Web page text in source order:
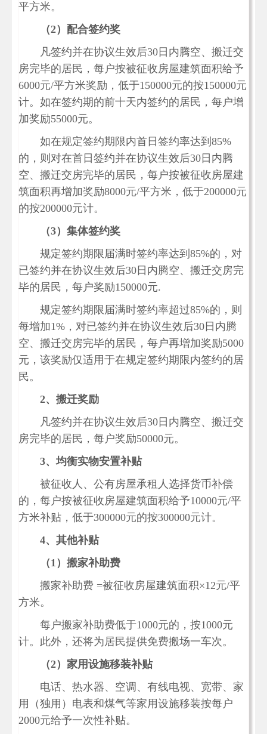
平方米。
（2）配合签约奖
凡签约并在协议生效后30日内腾空、搬迁交
房完毕的居民，每户按被征收房屋建筑面积给予
6000元/平方米奖励，低于150000元的按150000元
计。如在签约期的前十天内签约的居民，每户增
加奖励55000元。
如在规定签约期限内首日签约率达到85%
的，则对在首日签约并在协议生效后30日内腾
空、搬迁交房完毕的居民，每户按被征收房屋建
筑面积再增加奖励8000元/平方米，低于200000元
的按200000元计。
（3）集体签约奖
规定签约期限届满时签约率达到85%的，对
已签约并在协议生效后30日内腾空、搬迁交房完
毕的居民，每户奖励150000元.
规定签约期限届满时签约率超过85%的，则
每增加1%，对已签约并在协议生效后30日内腾
空、搬迁交房完毕的居民，每户再增加奖励5000
元，该奖励仅适用于在规定签约期限内签约的居
民。
2、搬迁奖励
凡签约并在协议生效后30日内腾空、搬迁交
房完毕的居民，每户奖励50000元。
3、均衡实物安置补贴
被征收人、公有房屋承租人选择货币补偿
的，每户按被征收房屋建筑面积给予10000元/平
方米补贴，低于300000元的按300000元计。
4、其他补贴
（1）搬家补助费
搬家补助费 =被征收房屋建筑面积×12元/平
方米。
每户搬家补助费低于1000元的，按1000元
计。此外，还将为居民提供免费搬场一车次。
（2）家用设施移装补贴
电话、热水器、空调、有线电视、宽带、家
用（独用）电表和煤气等家用设施移装按每户
2000元给予一次性补贴。